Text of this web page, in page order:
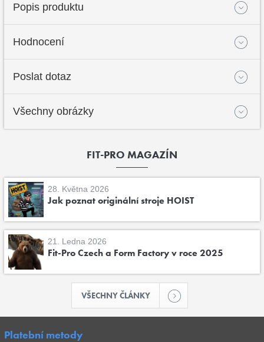
Popis produktu
Hodnocení
Poslat dotaz
Všechny obrázky
FIT-PRO MAGAZÍN
28. Května 2026
Jak poznat originální stroje HOIST
21. Ledna 2026
Fit-Pro Czech a Form Factory v roce 2025
VŠECHNY ČLÁNKY
Platební metody